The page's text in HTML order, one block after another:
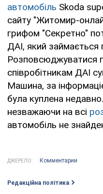
автомобіль Skoda
сайту "Житомир-
грифом "Секретно"
ДАІ, який
Розповсюджуватися
співробітникам ДАІ
Машина, за
була куплена
незважаючи на всі
автомобіль не
ДЖЕРЕЛО: Комментарии
Редакційна політика